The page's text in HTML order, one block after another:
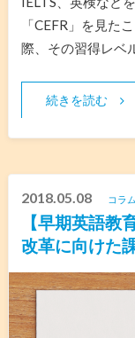
「CEFR」を見た
際、その習得レベ
続きを読む
2018.05.08 コラム
【早期英語教
改革に向けた